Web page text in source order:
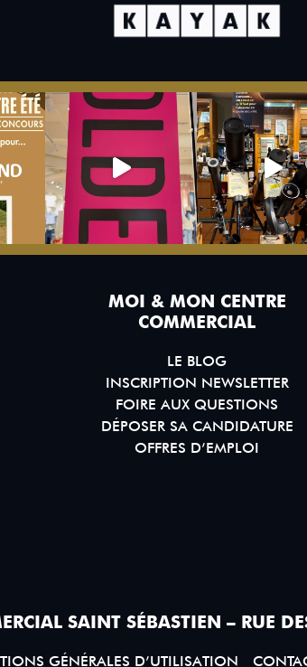
MOI & MON CENTRE
COMMERCIAL
LE BLOG
INSCRIPTION NEWSLETTER
FOIRE AUX QUESTIONS
DÉPOSER SA CANDIDATURE
OFFRES D’EMPLOI
SAINT SÉBASTIEN – RUE
GÉNÉRALES D’UTILISATION